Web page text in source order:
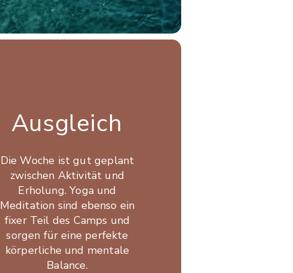
Ausgleich
Die Woche ist gut geplant
zwischen Aktivität und
Erholung. Yoga und
Meditation sind ebenso ein
fixer Teil des Camps und
sorgen für eine perfekte
körperliche und mentale
Balance.